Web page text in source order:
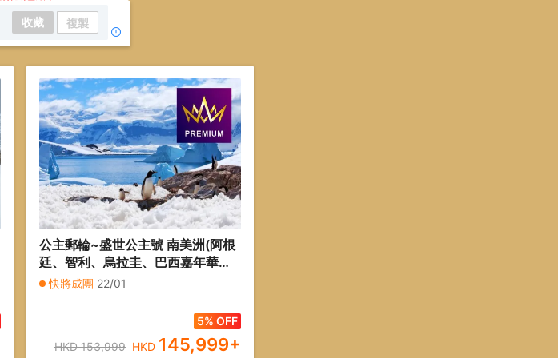
收藏 複製
公主郵輪~盛世公主號 南美洲(阿根
廷、智利、烏拉圭、巴西嘉年華冠
軍賽巡遊)、南極洲 26天豪華郵輪
快將成團 22/01
5% OFF
HKD 153,999 HKD 145,999+